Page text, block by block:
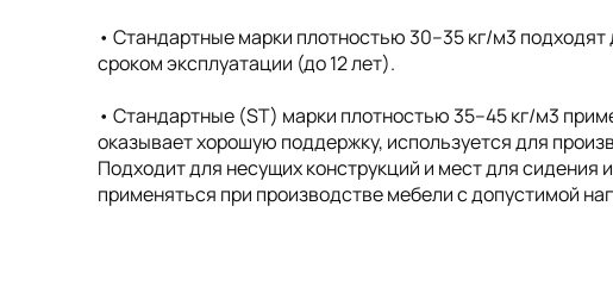
• Стандартные марки плотностью 30–35 кг/м3
сроком эксплуатации (до 12 лет).
• Стандартные (ST) марки плотностью 35–45 кг/м3
оказывает хорошую поддержку, используется для
Подходит для несущих конструкций и мест для
применяться при производстве мебели с допустимой